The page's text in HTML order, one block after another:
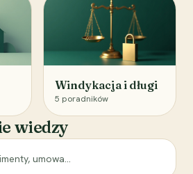
Windykacja i długi
5 poradników
wiedzy